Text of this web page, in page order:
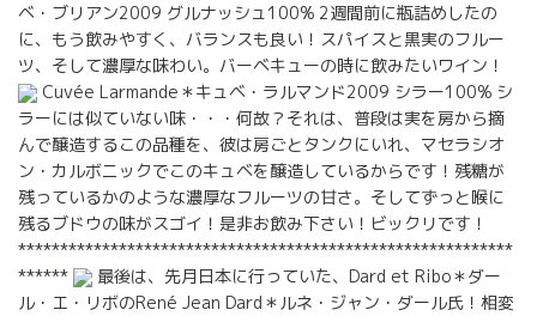
ベ・ブリアン2009 グルナッシュ100% 2週間前に瓶詰めしたの
に、もう飲みやすく、バランスも良い！スパイスと黒実のフルー
ツ、そして濃厚な味わい。バーベキューの時に飲みたいワイン！
Cuvée Larmande＊キュベ・ラルマンド2009 シラー100% シ
ラーには似ていない味・・・何故？それは、普段は実を房から摘
んで醸造するこの品種を、彼は房ごとタンクにいれ、マセラシオ
ン・カルボニックでこのキュベを醸造しているからです！残糖が
残っているかのような濃厚なフルーツの甘さ。そしてずっと喉に
残るブドウの味がスゴイ！是非お飲み下さい！ビックリです！
***********************************************************
******
最後は、先月日本に行っていた、Dard et Ribo＊ダー
ル・エ・リボのRené Jean Dard＊ルネ・ジャン・ダール氏！相変